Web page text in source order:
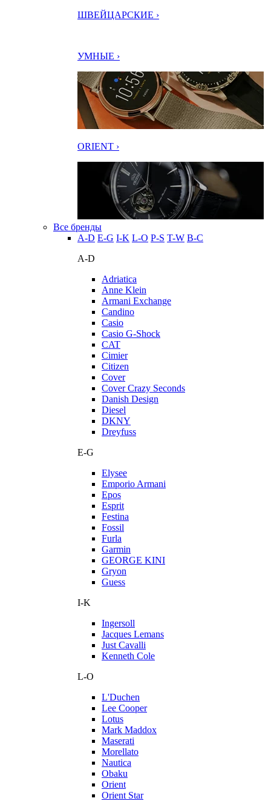
ШВЕЙЦАРСКИЕ ›
УМНЫЕ ›
ORIENT ›
Все бренды
A-D E-G I-K L-O P-S T-W В-С
A-D
Adriatica
Anne Klein
Armani Exchange
Candino
Casio
Casio G-Shock
CAT
Cimier
Citizen
Cover
Cover Crazy Seconds
Danish Design
Diesel
DKNY
Dreyfuss
E-G
Elysee
Emporio Armani
Epos
Esprit
Festina
Fossil
Furla
Garmin
GEORGE KINI
Gryon
Guess
I-K
Ingersoll
Jacques Lemans
Just Cavalli
Kenneth Cole
L-O
L'Duchen
Lee Cooper
Lotus
Mark Maddox
Maserati
Morellato
Nautica
Obaku
Orient
Orient Star